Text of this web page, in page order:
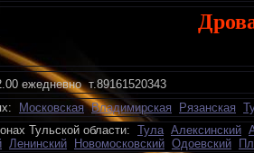
ежедневно т.89161520343
Московская Владимирская Рязанская
Тульской области: Тула Алексинский
Ленинский Новомосковский Одоевский